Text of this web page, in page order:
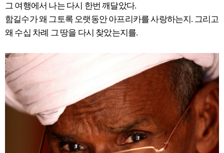
그 여행에서 나는 다시 한번 깨달았다.
함길수가 왜 그토록 오랫동안 아프리카를 사랑하는지. 그리고
왜 수십 차례 그 땅을 다시 찾았는지를.